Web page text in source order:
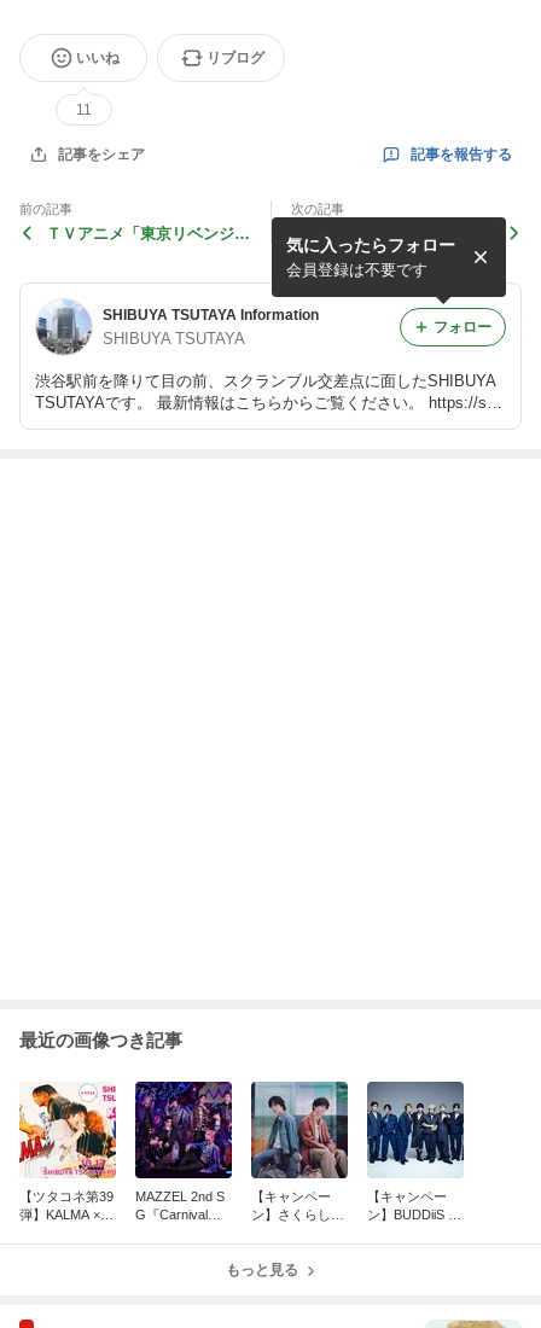
いいね
11
リブログ
記事をシェア 記事を報告する
前の記事
ＴＶアニメ「東京リベンジャ
次の記事
【イベント】『森 日菜美 1st
写真集 もりだくさん。』 発
売記念 個別オンラインイベ
ント
SHIBUYA TSUTAYA Information
SHIBUYA TSUTAYA
渋谷駅前を降りて目の前、スクランブル交差点に面したSHIBUYA
TSUTAYAです。 最新情報はこちらからご覧ください。 https://shi
buyatsutaya.tsite.jp/
気に入ったらフォロー
会員登録は不要です
フォロー